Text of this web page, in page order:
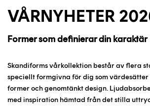
VÅRNYHETER
Former som definierar din karaktär
Skandiforms vårkollektion består av flera
speciellt formgivna för dig som värdesätter
former och genomtänkt design.
med inspiration hämtad från det stilla